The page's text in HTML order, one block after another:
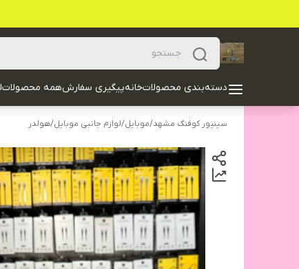
دسته‌بندی محصولاتخانهپیگیری سفارشهمه محصولات
سینیور کوفنگ مشهد/موبایل/لوازم جانبی موبایل/هولدر